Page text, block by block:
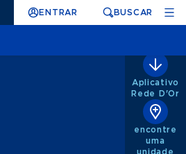
ENTRAR BUSCAR
Aplicativo
Rede D'Or
encontre
uma
unidade